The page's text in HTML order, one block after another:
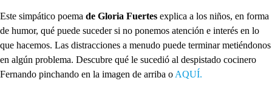
Este simpático poema de Gloria Fuertes explica a los niños, en forma
de humor, qué puede suceder si no ponemos atención e interés en lo
que hacemos. Las distracciones a menudo puede terminar metiéndonos
en algún problema. Descubre qué le sucedió al despistado cocinero
Fernando pinchando en la imagen de arriba o AQUÍ.